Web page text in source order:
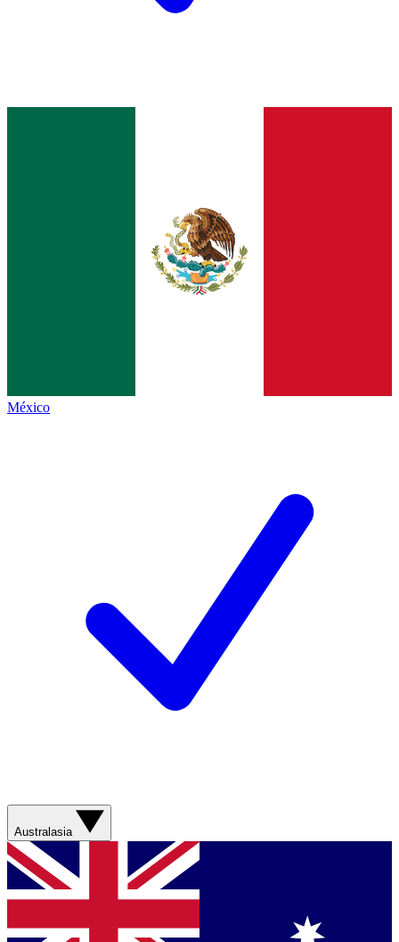
México
Australasia